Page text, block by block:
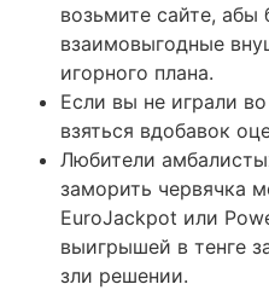
возьмите сайте, абы
взаимовыгодные
игорного плана.
Если вы не играли
взяться вдобавок
Любители
заморить червячка
EuroJackpot или
выигрышей в тенге
зли решении.